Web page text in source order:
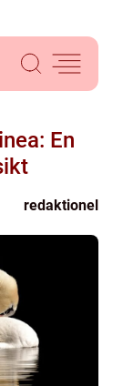
En
redaktionel